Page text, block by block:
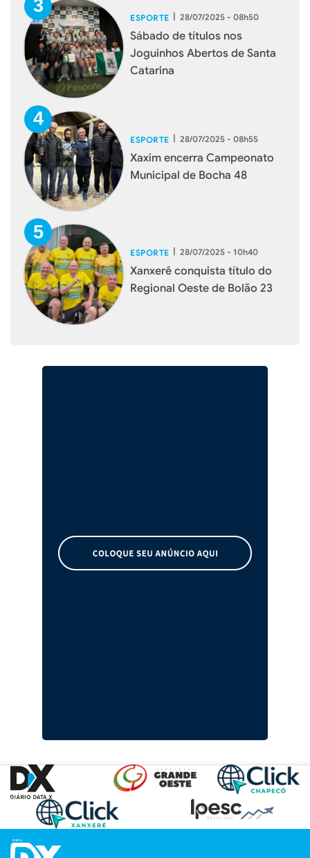
ESPORTE | 28/07/2025 - 08h50
Sábado de títulos nos
Joguinhos Abertos de Santa
Catarina
ESPORTE | 28/07/2025 - 08h55
Xaxim encerra Campeonato
Municipal de Bocha 48
ESPORTE | 28/07/2025 - 10h40
Xanxerê conquista título do
Regional Oeste de Bolão 23